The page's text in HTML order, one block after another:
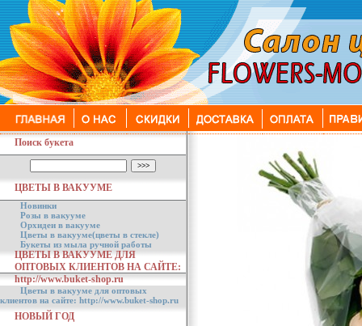
Поиск букета
ЦВЕТЫ В ВАКУУМЕ
Новинки
Розы в вакууме
Орхидеи в вакууме
Цветы в вакууме(цветы в стекле)
Букеты из мыла ручной работы
ЦВЕТЫ В ВАКУУМЕ ДЛЯ
ОПТОВЫХ КЛИЕНТОВ НА САЙТЕ:
http://www.buket-shop.ru
Цветы в вакууме для оптовых
клиентов на сайте: http://www.buket-shop.ru
НОВЫЙ ГОД